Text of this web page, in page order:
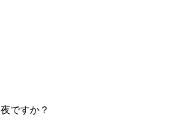
ですか？